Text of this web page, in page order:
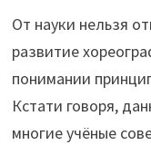
От науки нельзя
развитие
понимании
Кстати говоря,
многие учёные